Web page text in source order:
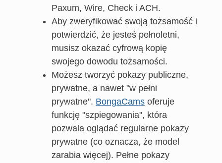
Paxum, Wire, Check i ACH.
Aby zweryfikować swoją tożsamość i
potwierdzić, że jesteś pełnoletni,
musisz okazać cyfrową kopię
swojego dowodu tożsamości.
Możesz tworzyć pokazy publiczne,
prywatne, a nawet "w pełni
prywatne". BongaCams oferuje
funkcję "szpiegowania", która
pozwala oglądać regularne pokazy
prywatne (co oznacza, że model
zarabia więcej). Pełne pokazy